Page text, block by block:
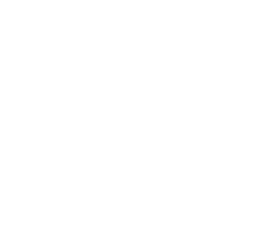
turistas estão o Hotel Líder e o
oferecem um ótimo café
Aproveite a viagem!